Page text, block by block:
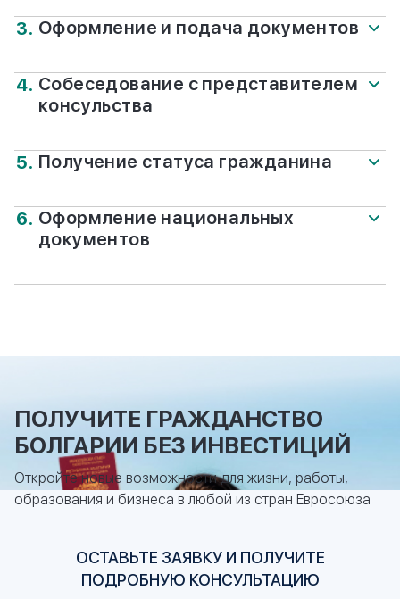
сотрудничестве с Migranteu, гарантирующего
юридическую и финансовую безопасность.
Оформление и подача документов
досье и его регистрация в уполномоченных
органах.
Собеседование с представителем
консульства
консулом при поддержке переводчика компании
Migranteu.
Получение статуса гражданина
присвоении гражданства Болгарии.
Оформление национальных
документов
загранпаспорта, единого гражданского номера
ПОЛУЧИТЕ ГРАЖДАНСТВО
БОЛГАРИИ БЕЗ ИНВЕСТИЦИЙ
Откройте новые возможности для жизни, работы,
образования и бизнеса в любой из стран Евросоюза
ОСТАВЬТЕ ЗАЯВКУ И ПОЛУЧИТЕ
ПОДРОБНУЮ КОНСУЛЬТАЦИЮ
КОНСУЛЬТАЦИЯ
близких, при персональном сопровождении
юристов Migranteu